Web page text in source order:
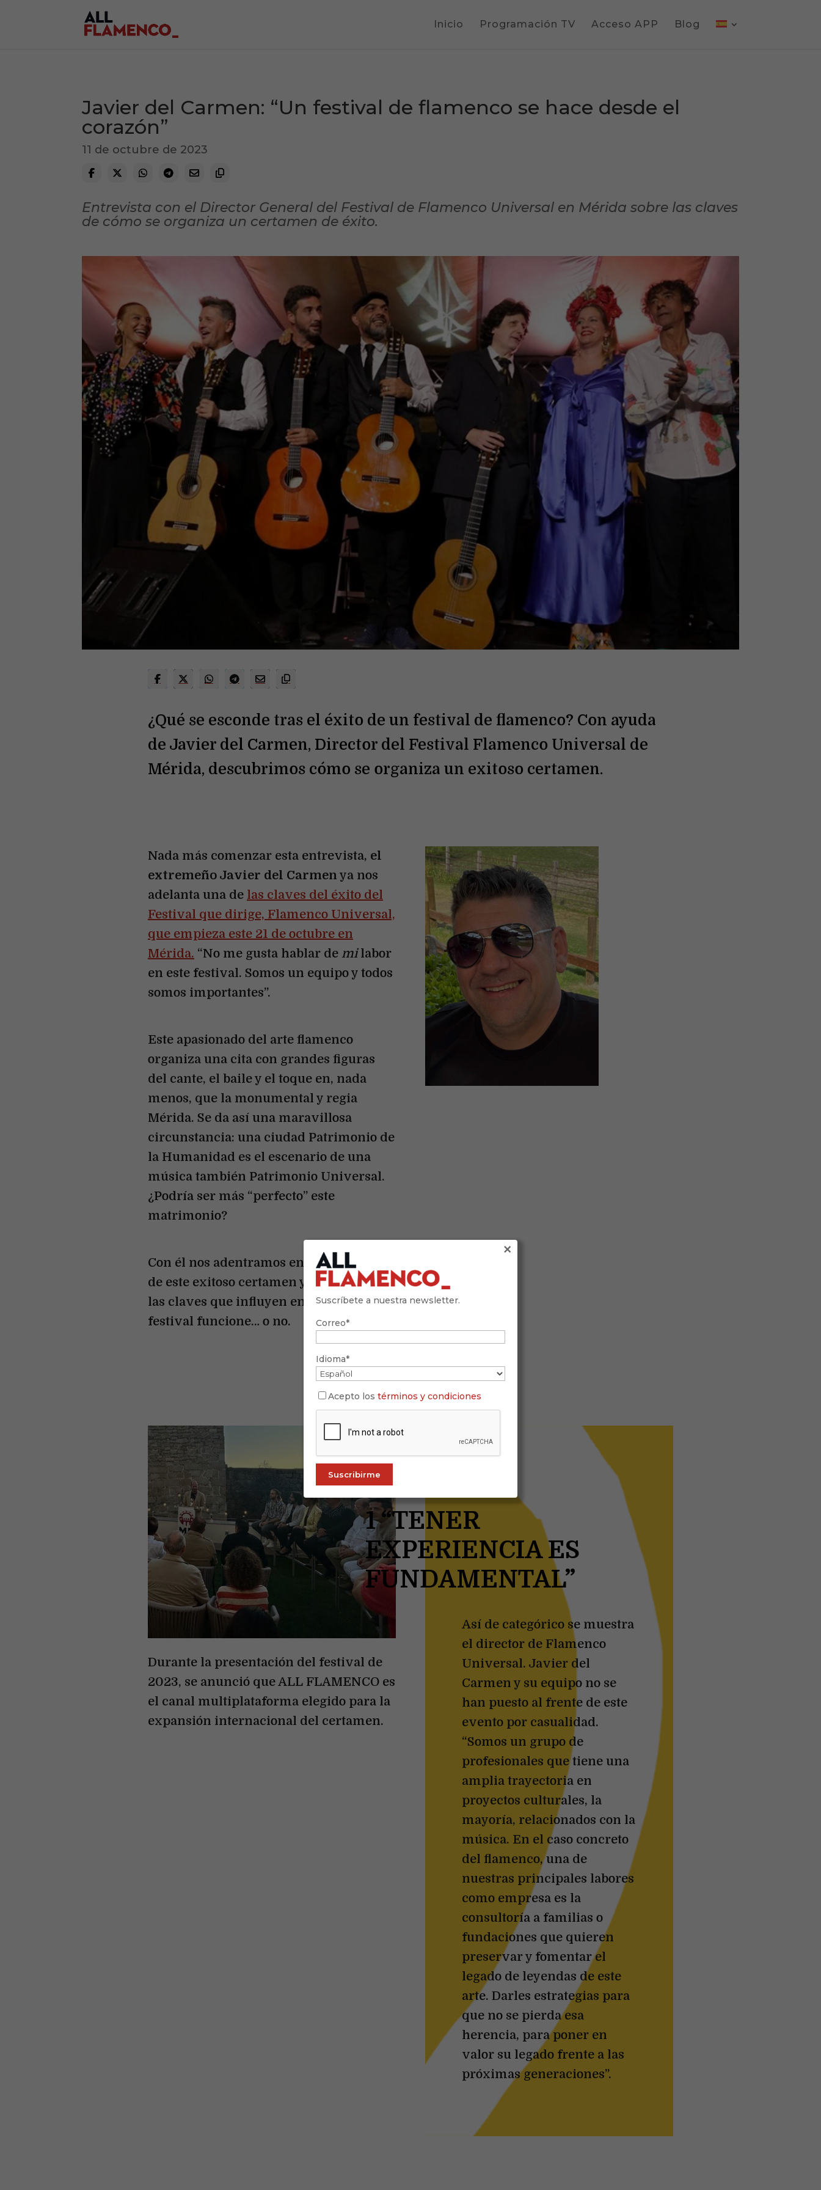
Inicio Programación TV Acceso APP Blog
Javier del Carmen: “Un festival de flamenco se hace desde el
corazón”
11 de octubre de 2023
Entrevista con el Director General del Festival de Flamenco Universal en Mérida sobre las claves
de cómo se organiza un certamen de éxito.
¿Qué se esconde tras el éxito de un festival de flamenco? Con ayuda
de Javier del Carmen, Director del Festival Flamenco Universal de
Mérida, descubrimos cómo se organiza un exitoso certamen.
Nada más comenzar esta entrevista, el
extremeño Javier del Carmen ya nos
adelanta una de las claves del éxito del
Festival que dirige, Flamenco Universal,
que empieza este 21 de octubre en
Mérida. “No me gusta hablar de milabor
en este festival. Somos un equipo y todos
somos importantes”.
Este apasionado del arte flamenco
organiza una cita con grandes figuras
del cante, el baile y el toque en, nada
menos, que la monumental y regia
Mérida. Se da así una maravillosa
circunstancia: una ciudad Patrimonio de
la Humanidad es el escenario de una
música también Patrimonio Universal.
¿Podría ser más “perfecto” este
matrimonio?
Con él nos adentramos en los entresijos
de este exitoso certamen y conocemos
las claves que influyen en que un
festival funcione… o no.
Durante la presentación del festival de
2023, se anunció que ALL FLAMENCO es
el canal multiplataforma elegido para la
expansión internacional del certamen.
1 “TENER
EXPERIENCIA ES
FUNDAMENTAL”
Así de categórico se muestra
el director de Flamenco
Universal. Javier del
Carmen y su equipo no se
han puesto al frente de este
evento por casualidad.
“Somos un grupo de
profesionales que tiene una
amplia trayectoria en
proyectos culturales, la
mayoría, relacionados con la
música. En el caso concreto
del flamenco, una de
nuestras principales labores
como empresa es la
consultoría a familias o
fundaciones que quieren
preservar y fomentar el
legado de leyendas de este
arte. Darles estrategias para
que no se pierda esa
herencia, para poner en
valor su legado frente a las
próximas generaciones”.
Suscríbete a nuestra newsletter.
Correo*
Idioma*
Acepto los términos y condiciones
×